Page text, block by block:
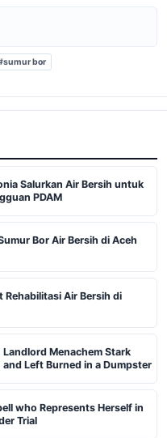
bor
Salurkan Air Bersih untuk
PDAM
Bor Air Bersih di Aceh
Rehabilitasi Air Bersih di
Menachem Stark
Left Burned in a Dumpster
who Represents Herself in
Trial